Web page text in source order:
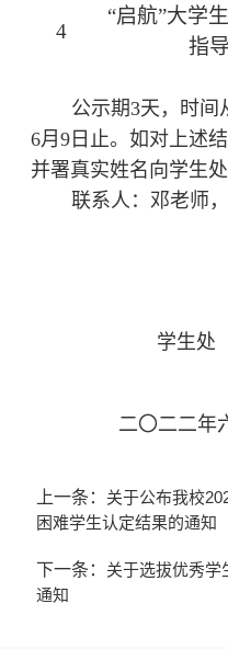
4
“启航”大学
指
公示期3天，时间
6月9日止。如对上述
并署真实姓名向学生处
联系人：邓老师
学生处
二〇二二年六
上一条： 关于公布我校
困难学生认定结果的通知
下一条： 关于选拔优秀学
通知